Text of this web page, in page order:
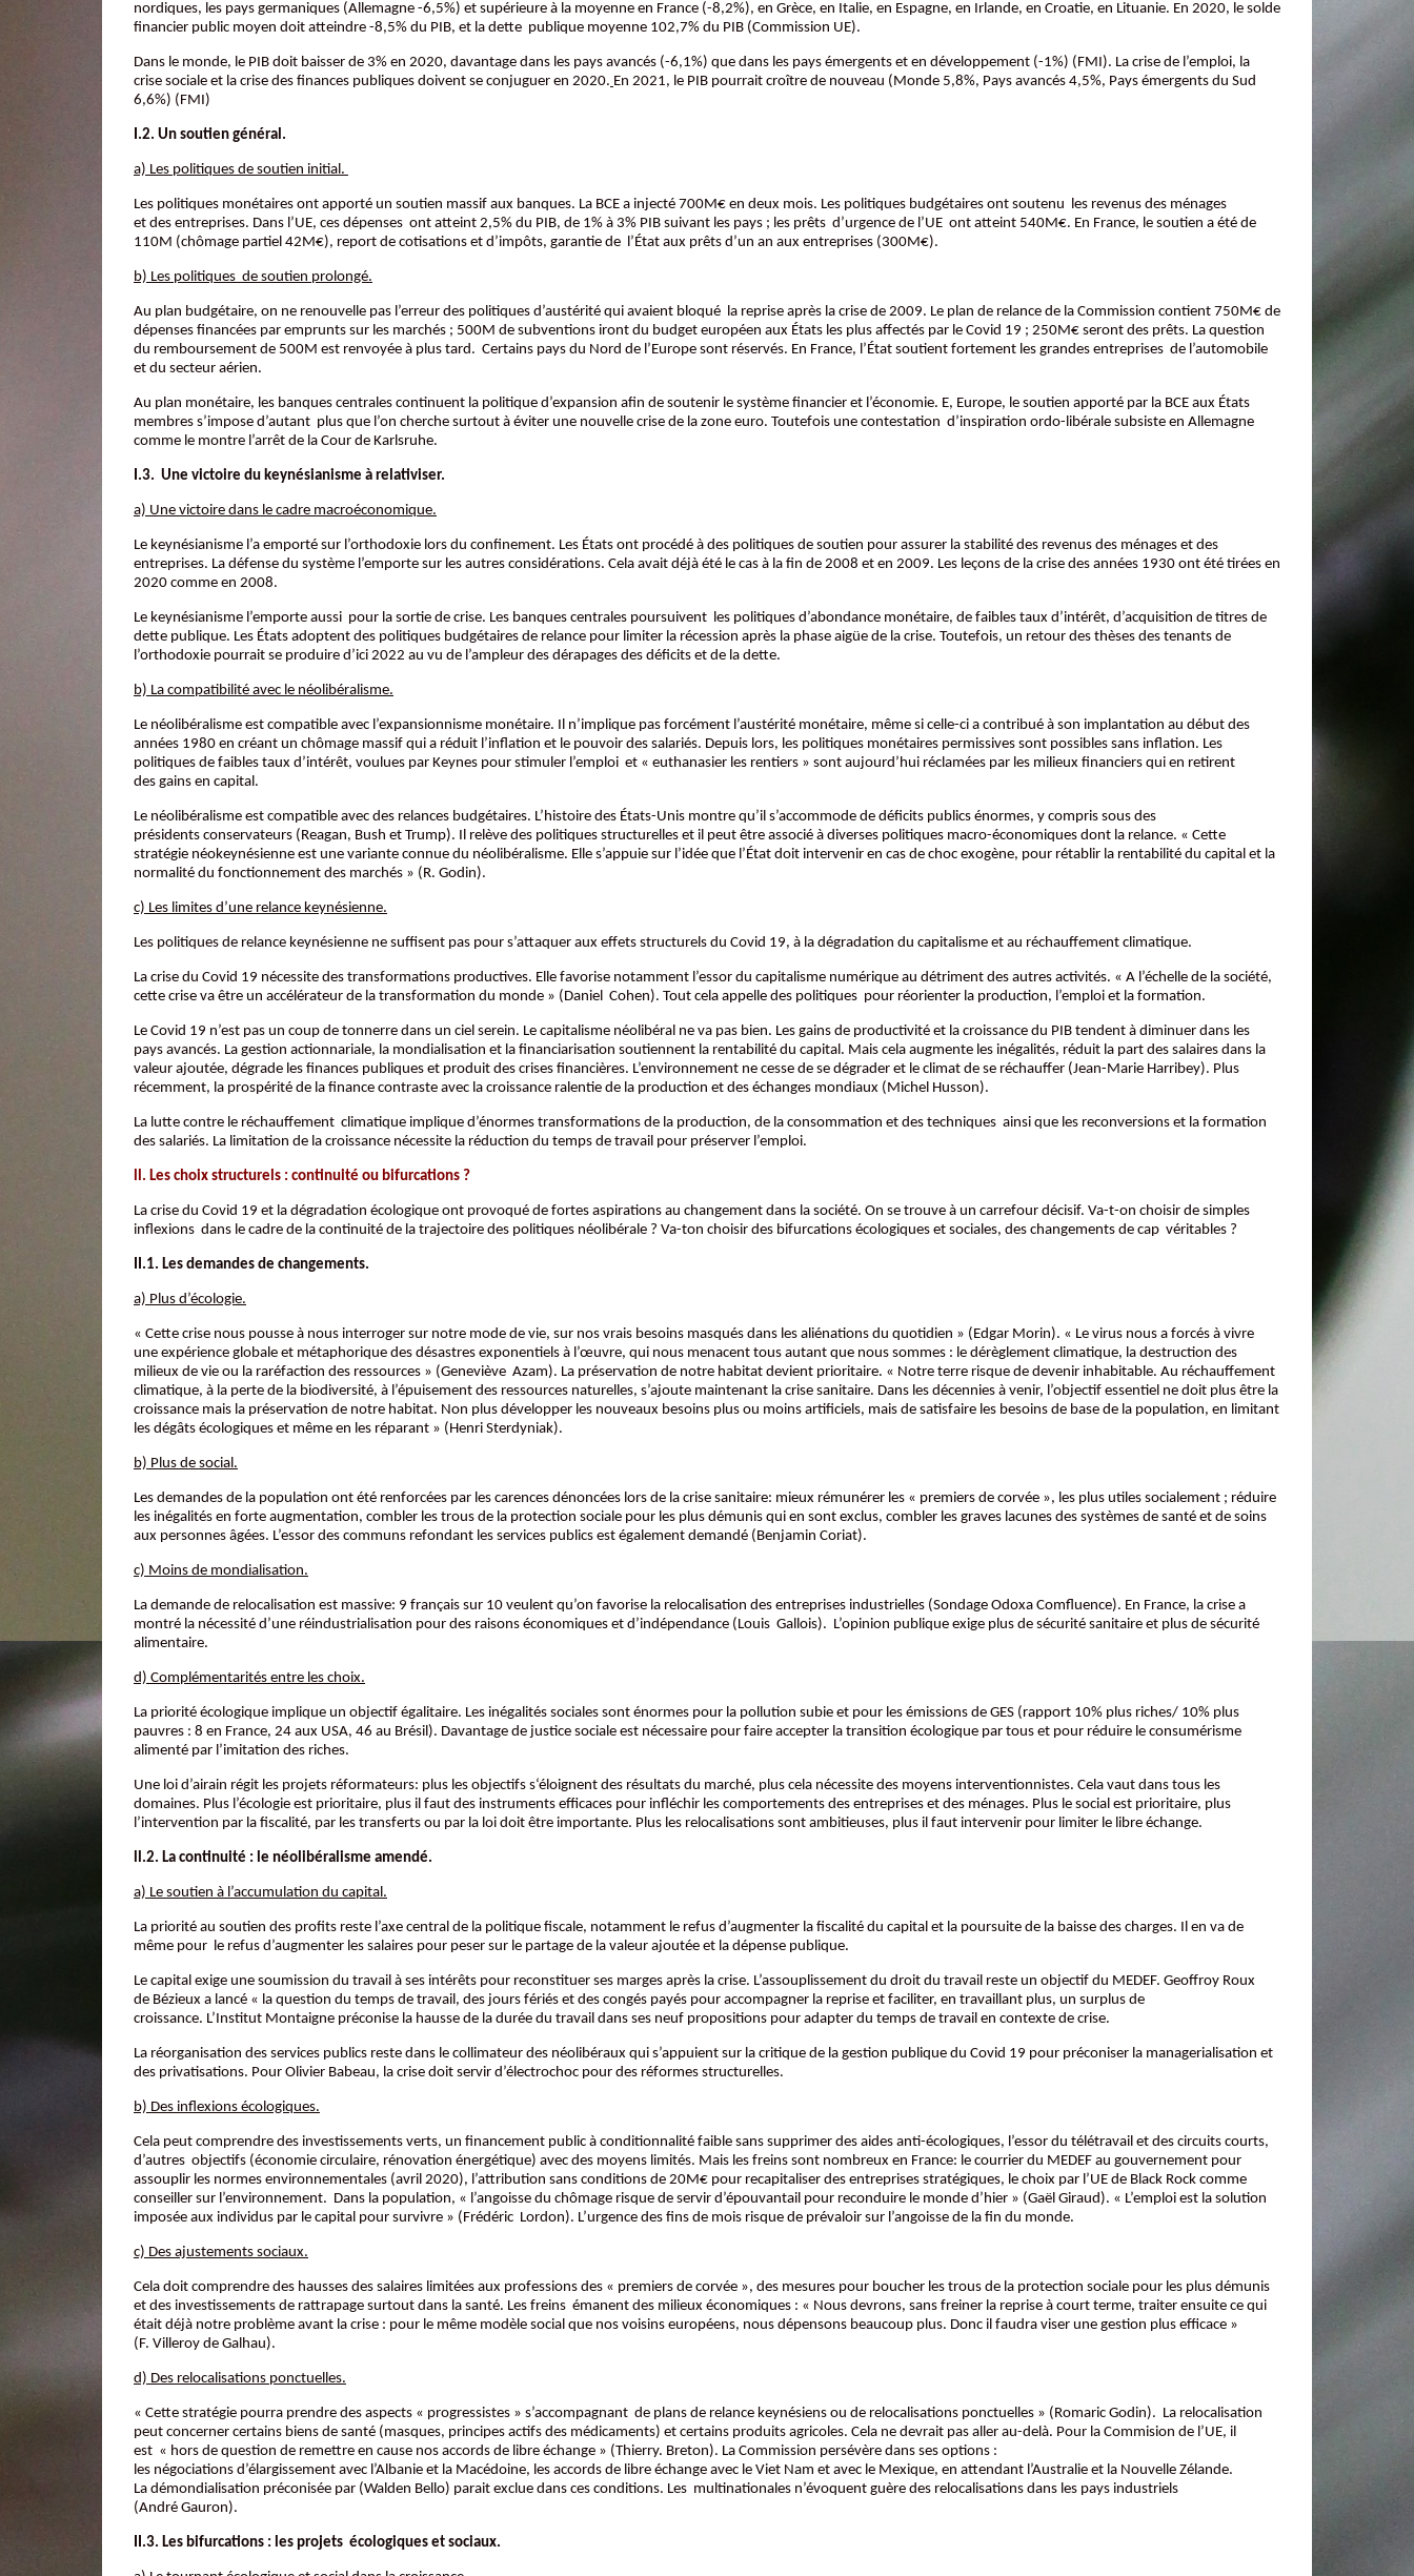
nordiques, les pays germaniques (Allemagne -6,5%) et supérieure à la moyenne en France (-8,2%), en Grèce, en Italie, en Espagne, en Irlande, en Croatie, en Lituanie. En 2020, le solde
financier public moyen doit atteindre -8,5% du PIB, et la dette publique moyenne 102,7% du PIB (Commission UE).
Dans le monde, le PIB doit baisser de 3% en 2020, davantage dans les pays avancés (-6,1%) que dans les pays émergents et en développement (-1%) (FMI). La crise de l’emploi, la
crise sociale et la crise des finances publiques doivent se conjuguer en 2020. En 2021, le PIB pourrait croître de nouveau (Monde 5,8%, Pays avancés 4,5%, Pays émergents du Sud
6,6%) (FMI)
I.2. Un soutien général.
a) Les politiques de soutien initial.
Les politiques monétaires ont apporté un soutien massif aux banques. La BCE a injecté 700M€ en deux mois. Les politiques budgétaires ont soutenu les revenus des ménages
et des entreprises. Dans l’UE, ces dépenses ont atteint 2,5% du PIB, de 1% à 3% PIB suivant les pays ; les prêts d’urgence de l’UE ont atteint 540M€. En France, le soutien a été de
110M (chômage partiel 42M€), report de cotisations et d’impôts, garantie de l’État aux prêts d’un an aux entreprises (300M€).
b) Les politiques de soutien prolongé.
Au plan budgétaire, on ne renouvelle pas l’erreur des politiques d’austérité qui avaient bloqué la reprise après la crise de 2009. Le plan de relance de la Commission contient 750M€ de
dépenses financées par emprunts sur les marchés ; 500M de subventions iront du budget européen aux États les plus affectés par le Covid 19 ; 250M€ seront des prêts. La question
du remboursement de 500M est renvoyée à plus tard. Certains pays du Nord de l’Europe sont réservés. En France, l’État soutient fortement les grandes entreprises de l’automobile
et du secteur aérien.
Au plan monétaire, les banques centrales continuent la politique d’expansion afin de soutenir le système financier et l’économie. E, Europe, le soutien apporté par la BCE aux États
membres s’impose d’autant plus que l’on cherche surtout à éviter une nouvelle crise de la zone euro. Toutefois une contestation d’inspiration ordo-libérale subsiste en Allemagne
comme le montre l’arrêt de la Cour de Karlsruhe.
I.3. Une victoire du keynésianisme à relativiser.
a) Une victoire dans le cadre macroéconomique.
Le keynésianisme l’a emporté sur l’orthodoxie lors du confinement. Les États ont procédé à des politiques de soutien pour assurer la stabilité des revenus des ménages et des
entreprises. La défense du système l’emporte sur les autres considérations. Cela avait déjà été le cas à la fin de 2008 et en 2009. Les leçons de la crise des années 1930 ont été tirées en
2020 comme en 2008.
Le keynésianisme l’emporte aussi pour la sortie de crise. Les banques centrales poursuivent les politiques d’abondance monétaire, de faibles taux d’intérêt, d’acquisition de titres de
dette publique. Les États adoptent des politiques budgétaires de relance pour limiter la récession après la phase aigüe de la crise. Toutefois, un retour des thèses des tenants de
l’orthodoxie pourrait se produire d’ici 2022 au vu de l’ampleur des dérapages des déficits et de la dette.
b) La compatibilité avec le néolibéralisme.
Le néolibéralisme est compatible avec l’expansionnisme monétaire. Il n’implique pas forcément l’austérité monétaire, même si celle-ci a contribué à son implantation au début des
années 1980 en créant un chômage massif qui a réduit l’inflation et le pouvoir des salariés. Depuis lors, les politiques monétaires permissives sont possibles sans inflation. Les
politiques de faibles taux d’intérêt, voulues par Keynes pour stimuler l’emploi et « euthanasier les rentiers » sont aujourd’hui réclamées par les milieux financiers qui en retirent
des gains en capital.
Le néolibéralisme est compatible avec des relances budgétaires. L’histoire des États-Unis montre qu’il s’accommode de déficits publics énormes, y compris sous des
présidents conservateurs (Reagan, Bush et Trump). Il relève des politiques structurelles et il peut être associé à diverses politiques macro-économiques dont la relance. « Cette
stratégie néokeynésienne est une variante connue du néolibéralisme. Elle s’appuie sur l’idée que l’État doit intervenir en cas de choc exogène, pour rétablir la rentabilité du capital et la
normalité du fonctionnement des marchés » (R. Godin).
c) Les limites d’une relance keynésienne.
Les politiques de relance keynésienne ne suffisent pas pour s’attaquer aux effets structurels du Covid 19, à la dégradation du capitalisme et au réchauffement climatique.
La crise du Covid 19 nécessite des transformations productives. Elle favorise notamment l’essor du capitalisme numérique au détriment des autres activités. « A l’échelle de la société,
cette crise va être un accélérateur de la transformation du monde » (Daniel Cohen). Tout cela appelle des politiques pour réorienter la production, l’emploi et la formation.
Le Covid 19 n’est pas un coup de tonnerre dans un ciel serein. Le capitalisme néolibéral ne va pas bien. Les gains de productivité et la croissance du PIB tendent à diminuer dans les
pays avancés. La gestion actionnariale, la mondialisation et la financiarisation soutiennent la rentabilité du capital. Mais cela augmente les inégalités, réduit la part des salaires dans la
valeur ajoutée, dégrade les finances publiques et produit des crises financières. L’environnement ne cesse de se dégrader et le climat de se réchauffer (Jean-Marie Harribey). Plus
récemment, la prospérité de la finance contraste avec la croissance ralentie de la production et des échanges mondiaux (Michel Husson).
La lutte contre le réchauffement climatique implique d’énormes transformations de la production, de la consommation et des techniques ainsi que les reconversions et la formation
des salariés. La limitation de la croissance nécessite la réduction du temps de travail pour préserver l’emploi.
ll. Les choix structurels : continuité ou bifurcations ?
La crise du Covid 19 et la dégradation écologique ont provoqué de fortes aspirations au changement dans la société. On se trouve à un carrefour décisif. Va-t-on choisir de simples
inflexions dans le cadre de la continuité de la trajectoire des politiques néolibérale ? Va-ton choisir des bifurcations écologiques et sociales, des changements de cap véritables ?
II.1. Les demandes de changements.
a) Plus d’écologie.
« Cette crise nous pousse à nous interroger sur notre mode de vie, sur nos vrais besoins masqués dans les aliénations du quotidien » (Edgar Morin). « Le virus nous a forcés à vivre
une expérience globale et métaphorique des désastres exponentiels à l’œuvre, qui nous menacent tous autant que nous sommes : le dérèglement climatique, la destruction des
milieux de vie ou la raréfaction des ressources » (Geneviève Azam). La préservation de notre habitat devient prioritaire. « Notre terre risque de devenir inhabitable. Au réchauffement
climatique, à la perte de la biodiversité, à l’épuisement des ressources naturelles, s’ajoute maintenant la crise sanitaire. Dans les décennies à venir, l’objectif essentiel ne doit plus être la
croissance mais la préservation de notre habitat. Non plus développer les nouveaux besoins plus ou moins artificiels, mais de satisfaire les besoins de base de la population, en limitant
les dégâts écologiques et même en les réparant » (Henri Sterdyniak).
b) Plus de social.
Les demandes de la population ont été renforcées par les carences dénoncées lors de la crise sanitaire: mieux rémunérer les « premiers de corvée », les plus utiles socialement ; réduire
les inégalités en forte augmentation, combler les trous de la protection sociale pour les plus démunis qui en sont exclus, combler les graves lacunes des systèmes de santé et de soins
aux personnes âgées. L’essor des communs refondant les services publics est également demandé (Benjamin Coriat).
c) Moins de mondialisation.
La demande de relocalisation est massive: 9 français sur 10 veulent qu’on favorise la relocalisation des entreprises industrielles (Sondage Odoxa Comfluence). En France, la crise a
montré la nécessité d’une réindustrialisation pour des raisons économiques et d’indépendance (Louis Gallois). L’opinion publique exige plus de sécurité sanitaire et plus de sécurité
alimentaire.
d) Complémentarités entre les choix.
La priorité écologique implique un objectif égalitaire. Les inégalités sociales sont énormes pour la pollution subie et pour les émissions de GES (rapport 10% plus riches/ 10% plus
pauvres : 8 en France, 24 aux USA, 46 au Brésil). Davantage de justice sociale est nécessaire pour faire accepter la transition écologique par tous et pour réduire le consumérisme
alimenté par l’imitation des riches.
Une loi d’airain régit les projets réformateurs: plus les objectifs s‘éloignent des résultats du marché, plus cela nécessite des moyens interventionnistes. Cela vaut dans tous les
domaines. Plus l’écologie est prioritaire, plus il faut des instruments efficaces pour infléchir les comportements des entreprises et des ménages. Plus le social est prioritaire, plus
l’intervention par la fiscalité, par les transferts ou par la loi doit être importante. Plus les relocalisations sont ambitieuses, plus il faut intervenir pour limiter le libre échange.
ll.2. La continuité : le néolibéralisme amendé.
a) Le soutien à l’accumulation du capital.
La priorité au soutien des profits reste l’axe central de la politique fiscale, notamment le refus d’augmenter la fiscalité du capital et la poursuite de la baisse des charges. Il en va de
même pour le refus d’augmenter les salaires pour peser sur le partage de la valeur ajoutée et la dépense publique.
Le capital exige une soumission du travail à ses intérêts pour reconstituer ses marges après la crise. L’assouplissement du droit du travail reste un objectif du MEDEF. Geoffroy Roux
de Bézieux a lancé « la question du temps de travail, des jours fériés et des congés payés pour accompagner la reprise et faciliter, en travaillant plus, un surplus de
croissance. L’Institut Montaigne préconise la hausse de la durée du travail dans ses neuf propositions pour adapter du temps de travail en contexte de crise.
La réorganisation des services publics reste dans le collimateur des néolibéraux qui s’appuient sur la critique de la gestion publique du Covid 19 pour préconiser la managerialisation et
des privatisations. Pour Olivier Babeau, la crise doit servir d’électrochoc pour des réformes structurelles.
b) Des inflexions écologiques.
Cela peut comprendre des investissements verts, un financement public à conditionnalité faible sans supprimer des aides anti-écologiques, l’essor du télétravail et des circuits courts,
d’autres objectifs (économie circulaire, rénovation énergétique) avec des moyens limités. Mais les freins sont nombreux en France: le courrier du MEDEF au gouvernement pour
assouplir les normes environnementales (avril 2020), l’attribution sans conditions de 20M€ pour recapitaliser des entreprises stratégiques, le choix par l’UE de Black Rock comme
conseiller sur l’environnement. Dans la population, « l’angoisse du chômage risque de servir d’épouvantail pour reconduire le monde d’hier » (Gaël Giraud). « L’emploi est la solution
imposée aux individus par le capital pour survivre » (Frédéric Lordon). L’urgence des fins de mois risque de prévaloir sur l’angoisse de la fin du monde.
c) Des ajustements sociaux.
Cela doit comprendre des hausses des salaires limitées aux professions des « premiers de corvée », des mesures pour boucher les trous de la protection sociale pour les plus démunis
et des investissements de rattrapage surtout dans la santé. Les freins émanent des milieux économiques : « Nous devrons, sans freiner la reprise à court terme, traiter ensuite ce qui
était déjà notre problème avant la crise : pour le même modèle social que nos voisins européens, nous dépensons beaucoup plus. Donc il faudra viser une gestion plus efficace »
(F. Villeroy de Galhau).
d) Des relocalisations ponctuelles.
« Cette stratégie pourra prendre des aspects « progressistes » s’accompagnant de plans de relance keynésiens ou de relocalisations ponctuelles » (Romaric Godin). La relocalisation
peut concerner certains biens de santé (masques, principes actifs des médicaments) et certains produits agricoles. Cela ne devrait pas aller au-delà. Pour la Commision de l’UE, il
est « hors de question de remettre en cause nos accords de libre échange » (Thierry. Breton). La Commission persévère dans ses options :
les négociations d’élargissement avec l’Albanie et la Macédoine, les accords de libre échange avec le Viet Nam et avec le Mexique, en attendant l’Australie et la Nouvelle Zélande.
La démondialisation préconisée par (Walden Bello) parait exclue dans ces conditions. Les multinationales n’évoquent guère des relocalisations dans les pays industriels
(André Gauron).
II.3. Les bifurcations : les projets écologiques et sociaux.